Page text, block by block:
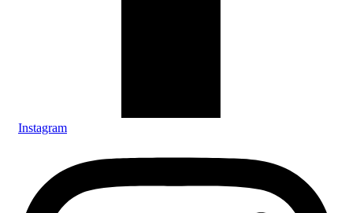
Instagram